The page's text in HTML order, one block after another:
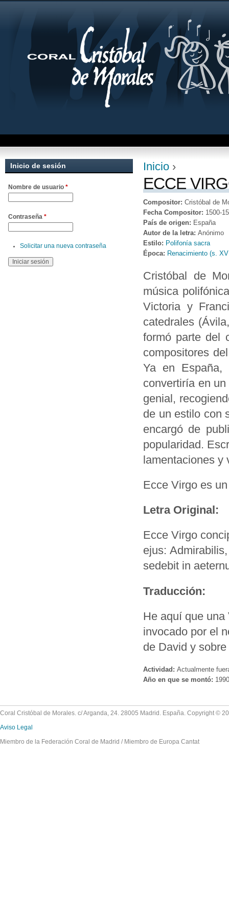
Se encuentra
Inicio ›
ECCE
Compositor: Cristóbal de
Fecha Compositor: 1500-
País de origen: España
Autor de la letra: Anónimo
Estilo: Polifonía sacra
Época: Renacimiento (s.
Cristóbal de
música
Victoria y
catedrales
formó parte del
compositores
Ya en España,
convertiría en
genial,
de un estilo con
encargó de
popularidad.
lamentaciones y
Ecce Virgo es
Letra Original:
Ecce Virgo
ejus:
sedebit in
Traducción:
He aquí que
invocado por el
de David y
Actividad: Actualmente
Año en que se montó: 1990
Inicio de sesión
Nombre de usuario *
Contraseña *
Solicitar una nueva contraseña
Coral Cristóbal de Morales. c/ Arganda, 24. 28005 Madrid. España. Copyright ©
Aviso Legal
Miembro de la Federación Coral de Madrid / Miembro de Europa Cantat